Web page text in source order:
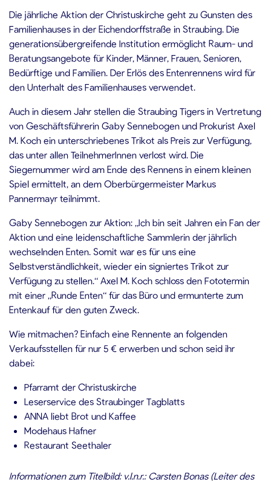
Die jährliche Aktion der Christuskirche geht zu Gunsten des
Familienhauses in der Eichendorffstraße in Straubing. Die
generationsübergreifende Institution ermöglicht Raum- und
Beratungsangebote für Kinder, Männer, Frauen, Senioren,
Bedürftige und Familien. Der Erlös des Entenrennens wird für
den Unterhalt des Familienhauses verwendet.
Auch in diesem Jahr stellen die Straubing Tigers in Vertretung
von Geschäftsführerin Gaby Sennebogen und Prokurist Axel
M. Koch ein unterschriebenes Trikot als Preis zur Verfügung,
das unter allen TeilnehmerInnen verlost wird. Die
Siegernummer wird am Ende des Rennens in einem kleinen
Spiel ermittelt, an dem Oberbürgermeister Markus
Pannermayr teilnimmt.
Gaby Sennebogen zur Aktion: „Ich bin seit Jahren ein Fan der
Aktion und eine leidenschaftliche Sammlerin der jährlich
wechselnden Enten. Somit war es für uns eine
Selbstverständlichkeit, wieder ein signiertes Trikot zur
Verfügung zu stellen.“ Axel M. Koch schloss den Fototermin
mit einer „Runde Enten“ für das Büro und ermunterte zum
Entenkauf für den guten Zweck.
Wie mitmachen? Einfach eine Rennente an folgenden
Verkaufsstellen für nur 5 € erwerben und schon seid ihr
dabei:
Pfarramt der Christuskirche
Leserservice des Straubinger Tagblatts
ANNA liebt Brot und Kaffee
Modehaus Hafner
Restaurant Seethaler
Informationen zum Titelbild: v.l.n.r.: Carsten Bonas (Leiter des